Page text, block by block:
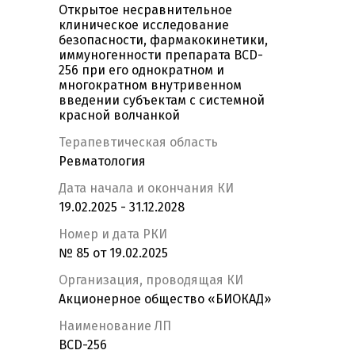
Открытое несравнительное
клиническое исследование
безопасности, фармакокинетики,
иммуногенности препарата BCD-
256 при его однократном и
многократном внутривенном
введении субъектам с системной
красной волчанкой
Терапевтическая область
Ревматология
Дата начала и окончания КИ
19.02.2025 - 31.12.2028
Номер и дата РКИ
№ 85 от 19.02.2025
Организация, проводящая КИ
Акционерное общество «БИОКАД»
Наименование ЛП
BCD-256